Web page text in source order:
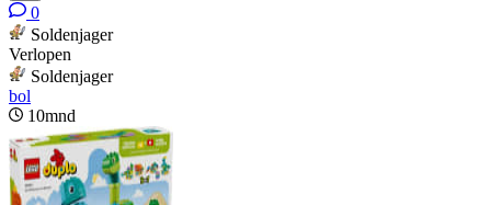
0
Soldenjager
Verlopen
Soldenjager
bol
10mnd